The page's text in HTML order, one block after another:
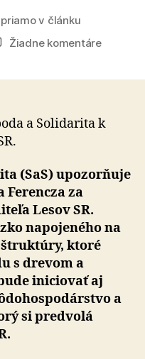
v článku
Žiadne komentárena
je
biznis
s
a Solidarita k
(SaS) upozorňuje
Ferencza za
Lesov SR.
na­po­je­né­ho na
ktoré
s drevom a
iniciovať aj
a
si predvolá